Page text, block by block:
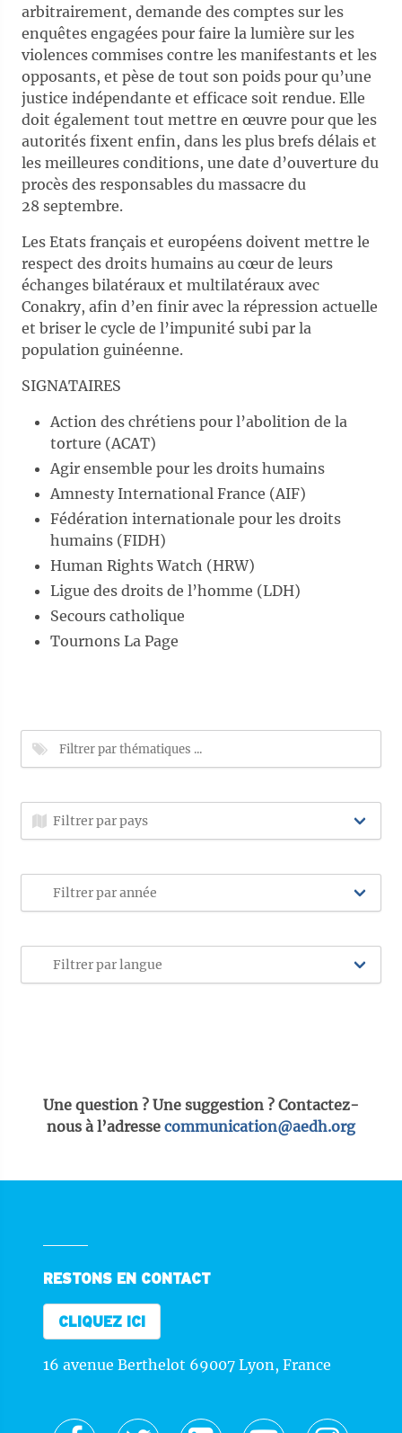
arbitrairement, demande des comptes sur les
enquêtes engagées pour faire la lumière sur les
violences commises contre les manifestants et les
opposants, et pèse de tout son poids pour qu’une
justice indépendante et efficace soit rendue. Elle
doit également tout mettre en œuvre pour que les
autorités fixent enfin, dans les plus brefs délais et
les meilleures conditions, une date d’ouverture du
procès des responsables du massacre du
28 septembre.
Les Etats français et européens doivent mettre le
respect des droits humains au cœur de leurs
échanges bilatéraux et multilatéraux avec
Conakry, afin d’en finir avec la répression actuelle
et briser le cycle de l’impunité subi par la
population guinéenne.
SIGNATAIRES
Action des chrétiens pour l’abolition de la
torture (ACAT)
Agir ensemble pour les droits humains
Amnesty International France (AIF)
Fédération internationale pour les droits
humains (FIDH)
Human Rights Watch (HRW)
Ligue des droits de l’homme (LDH)
Secours catholique
Tournons La Page
Une question ? Une suggestion ? Contactez-
nous à l’adresse communication@aedh.org
RESTONS EN CONTACT
CLIQUEZ ICI
16 avenue Berthelot 69007 Lyon, France